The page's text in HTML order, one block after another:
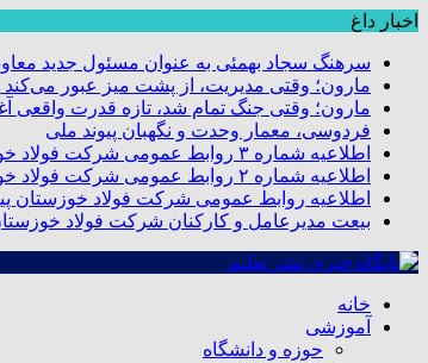
اخبار داغ
سرهنگ سجاد بهمئی به عنوان مسئول جدید
مارون؛ وقتی مدیریت، از پشت میز عبور
مارون؛ وقتی جنگ تمام شد، تازه قدرت واقعی
فردوسی، معمار وحدت و نگهبان پیوند ملی
اطلاعیه شماره ۳ روابط عمومی شرکت فولاد خوزستان
اطلاعیه شماره ۲ روابط عمومی شرکت فولاد خوزستان
اطلاعیه روابط عمومی شرکت فولاد خوزستان
بیعت مدیرعامل و کارکنان شرکت فولاد
خانه
آموزشی
حوزه و دانشگاه